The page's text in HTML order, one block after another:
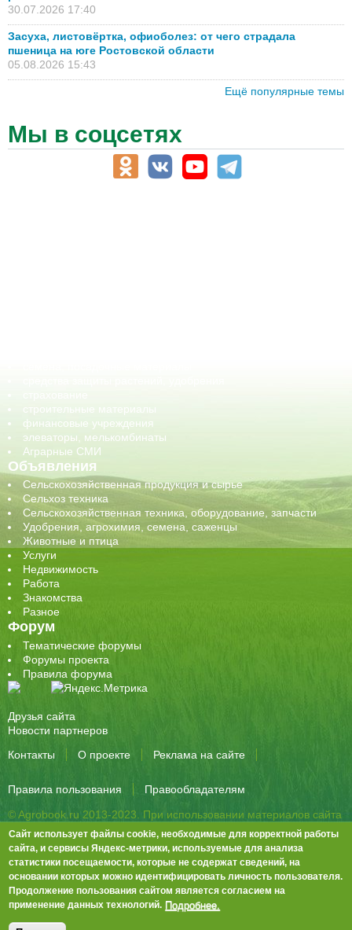
30.07.2026 17:40
Засуха, листовёртка, офиоболез: от чего страдала
пшеница на юге Ростовской области
05.08.2026 15:43
Ещё популярные темы
Мы в соцсетях
строительные материалы
финансовые учреждения
элеваторы, мелькомбинаты
Аграрные СМИ
Объявления
Сельскохозяйственная продукция и сырье
Сельхоз техника
Сельскохозяйственная техника, оборудование, запчасти
Удобрения, агрохимия, семена, саженцы
Животные и птица
Услуги
Недвижимость
Работа
Знакомства
Разное
Форум
Тематические форумы
Форумы проекта
Правила форума
Друзья сайта
Новости партнеров
Контакты
О проекте Реклама на сайте
Правила пользования
Правообладателям
© Agrobook.ru 2013-2023. При использовании материалов сайта
активная ссылка на публикацию обязательна.
344000, Ростов-на-Дону, ул. Города Волос, д.6, 8 этаж, офис 803
Тел./факс: +7 (863) 282-83-13 e-mail:info@agrobook.ru
Возрастная категория сайта: 16+. Объявления на сайте не
премодерируются.Положение о защите персональных данных
Гала Алиевна Каймакчи – редактор, тел.: (863) 282-83-13
Сайт использует файлы cookie, необходимые для корректной работы
сайта, и сервисы Яндекс-метрики, используемые для анализа
статистики посещаемости, которые не содержат сведений, на
основании которых можно идентифицировать личность пользователя.
Продолжение пользования сайтом является согласием на
применение данных технологий. Подробнее.